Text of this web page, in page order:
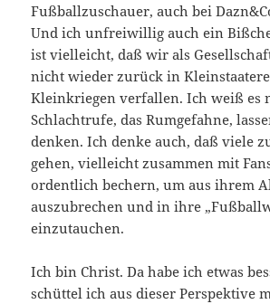
Fußballzuschauer, auch bei
Und ich unfreiwillig auch ein
ist vielleicht, daß wir als
nicht wieder zurück in
Kleinkriegen verfallen. Ich weiß es
Schlachtrufe, das Rumgefahne,
denken. Ich denke auch, daß viele
gehen, vielleicht zusammen mit
ordentlich bechern, um aus ihrem
auszubrechen und in ihre
einzutauchen.
Ich bin Christ. Da habe ich etwas
schüttel ich aus dieser Perspektive